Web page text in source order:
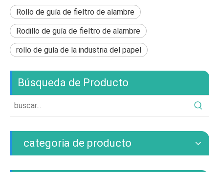
Rollo de guía de fieltro de alambre
Rodillo de guía de fieltro de alambre
rollo de guía de la industria del papel
Búsqueda de Producto
categoria de producto